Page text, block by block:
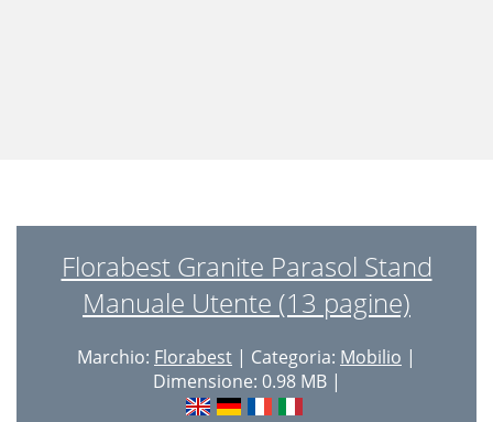
Florabest Granite Parasol Stand
Manuale Utente (13 pagine)
Marchio: Florabest | Categoria: Mobilio |
Dimensione: 0.98 MB |